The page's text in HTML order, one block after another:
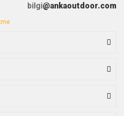
bilgi@ankaoutdoor.com